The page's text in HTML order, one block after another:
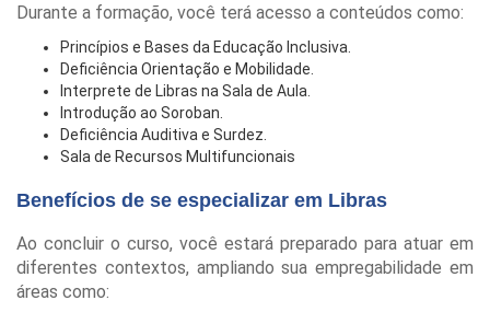
Durante a formação, você terá acesso a conteúdos como:
Princípios e Bases da Educação Inclusiva.
Deficiência Orientação e Mobilidade.
Interprete de Libras na Sala de Aula.
Introdução ao Soroban.
Deficiência Auditiva e Surdez.
Sala de Recursos Multifuncionais
Benefícios de se especializar em Libras
Ao concluir o curso, você estará preparado para atuar em
diferentes contextos, ampliando sua empregabilidade em
áreas como: